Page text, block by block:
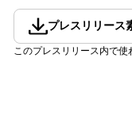
プレスリリース
このプレスリリース内で